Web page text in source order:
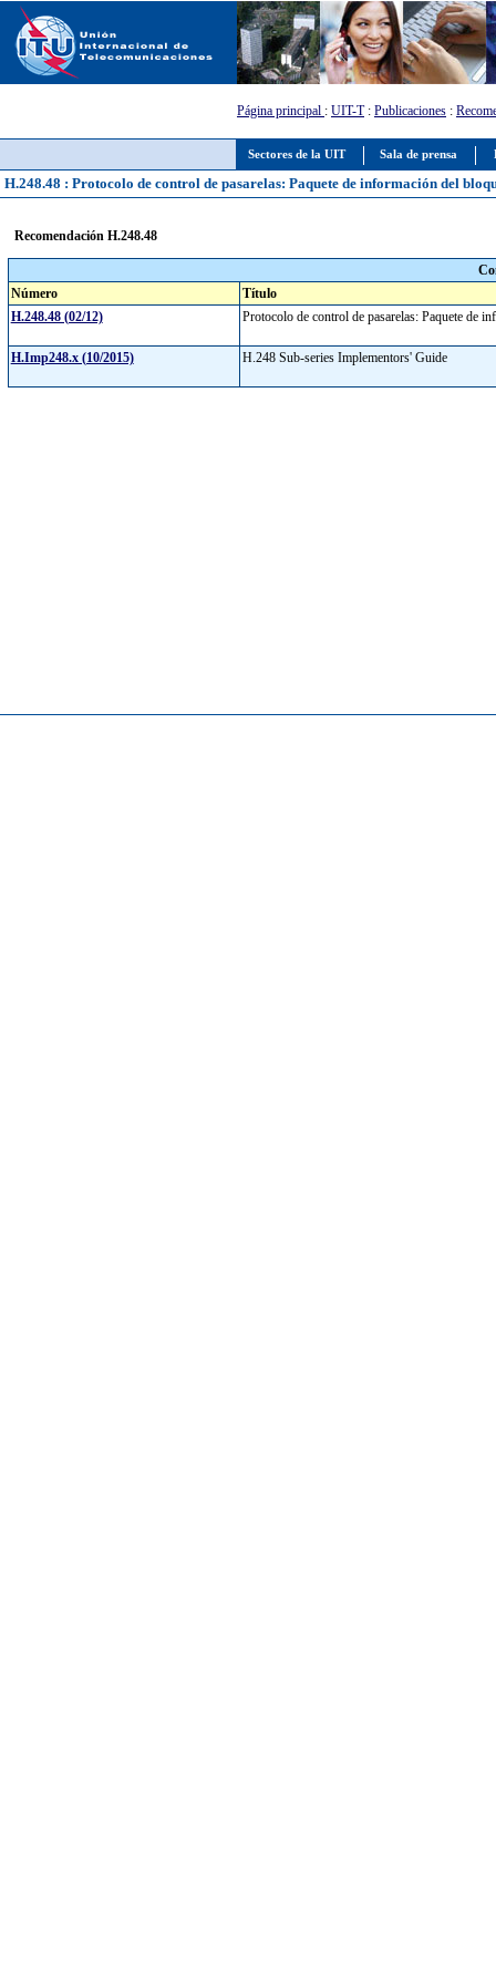
Sectores de la UIT Sala de prensa
Página principal : UIT-T: Publicaciones :
H.248.48 : Protocolo de control de pasarelas: Paquete de información del
Recomendación H.248.48
Número
Título
H.248.48 (02/12)
Protocolo de control de pasarelas: Paquete de
H.Imp248.x (10/2015) H.248 Sub-series Implementors' Guide